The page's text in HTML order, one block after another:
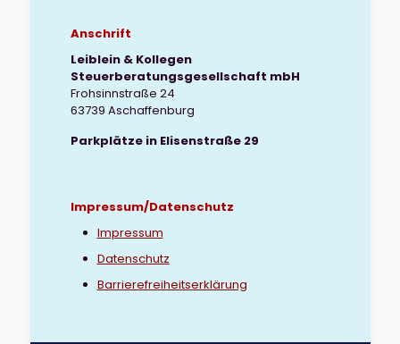
Anschrift
Leiblein & Kollegen
Steuerberatungsgesellschaft mbH
Frohsinnstraße 24
63739 Aschaffenburg
Parkplätze in Elisenstraße 29
Impressum/Datenschutz
Impressum
Datenschutz
Barrierefreiheitserklärung